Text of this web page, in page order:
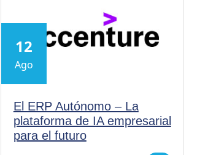
12
Ago
El ERP Autónomo – La
plataforma de IA empresarial
para el futuro